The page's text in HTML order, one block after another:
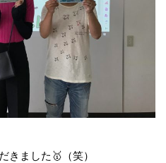
きました🥇（笑）